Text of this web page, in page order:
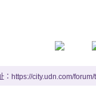
：https://city.udn.com/